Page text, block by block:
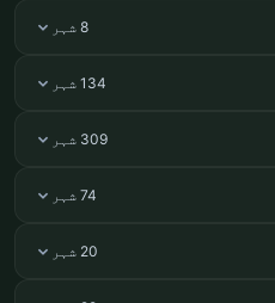
8 شہر
134 شہر
309 شہر
74 شہر
20 شہر